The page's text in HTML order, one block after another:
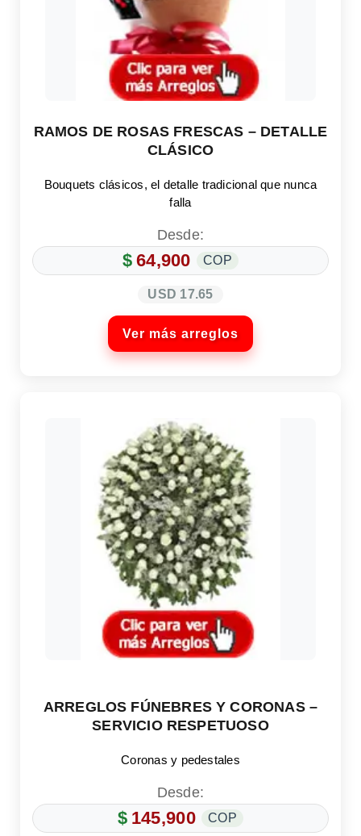
RAMOS DE ROSAS FRESCAS – DETALLE
CLÁSICO
Bouquets clásicos, el detalle tradicional que nunca
falla
Desde:
$ 64,900 COP
USD 17.65
Ver más arreglos
ARREGLOS FÚNEBRES Y CORONAS –
SERVICIO RESPETUOSO
Coronas y pedestales
Desde:
$ 145,900 COP